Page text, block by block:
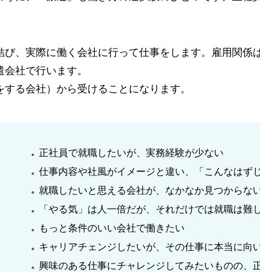
、実際に働く会社に⾏って仕事をします。雇⽤関係
社で⾏います。
る会社）から受けることになります。
正社員で就職したいが、実務経験が少ない
仕事内容や社⾵がイメージと違い、「こんなはず
就職したいと思える会社が、なかなか⾒つからな
「やる気」は⼈⼀倍だが、それだけでは就職は難
もっと条件のいい会社で働きたい
キャリアチェンジしたいが、その仕事に本当に向
興味のある仕事にチャレンジしてみたいものの、